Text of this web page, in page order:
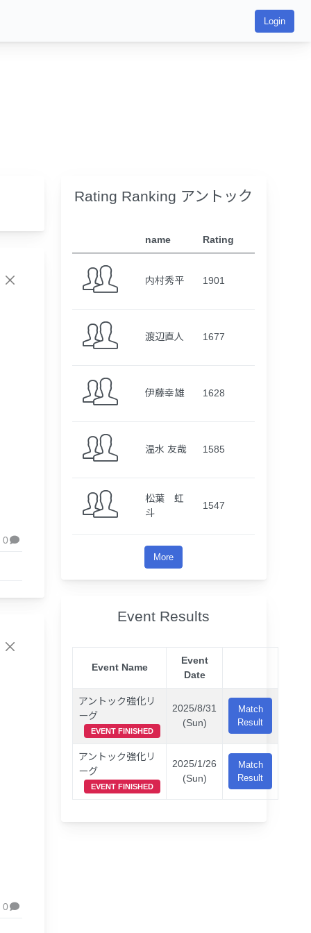
Login
0
0
Rating Ranking アントック
name Rating
内村秀平 1901
渡辺直人 1677
伊藤幸雄 1628
温水 友哉 1585
松葉 虹
斗
1547
More
Event Results
Event Name
Event
Date
アントック強化リ
ーグ
EVENT FINISHED
2025/8/31
(Sun)
Match
Result
アントック強化リ
ーグ
EVENT FINISHED
2025/1/26
(Sun)
Match
Result